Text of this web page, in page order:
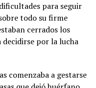
para seguir
todo su firme
cerrados los
por la lucha
comenzaba a gestarse